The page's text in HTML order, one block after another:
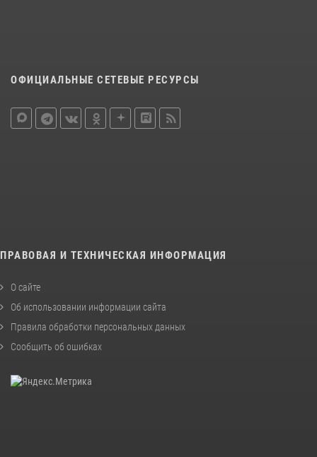
ОФИЦИАЛЬНЫЕ СЕТЕВЫЕ РЕСУРСЫ
ПРАВОВАЯ И ТЕХНИЧЕСКАЯ ИНФОРМАЦИЯ
О сайте
Об использовании информации сайта
Правила обработки персональных данных
Сообщить об ошибках